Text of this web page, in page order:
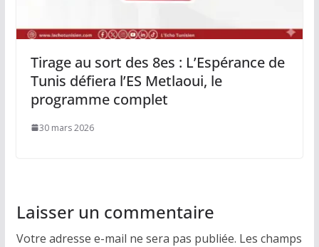
Tirage au sort des 8es : L’Espérance de
Tunis défiera l’ES Metlaoui, le
programme complet
30 mars 2026
Laisser un commentaire
Votre adresse e-mail ne sera pas publiée. Les champs